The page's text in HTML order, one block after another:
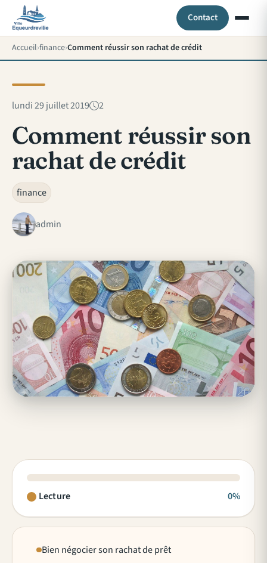
Contact
Accueil finance Comment réussir son rachat de crédit
lundi 29 juillet 2019 2
Comment réussir son
rachat de crédit
finance
admin
Lecture 0%
Bien négocier son rachat de prêt